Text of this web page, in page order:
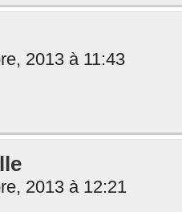
2013 à 11:43
2013 à 12:21